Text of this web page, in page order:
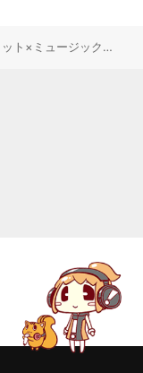
【連載】テンカラット×ミュージックレイン 新人発掘・プロジェクト「OPALIS」「俳優・声優を目指すあなたへ……」 Part.I 窪塚愛流×夏川椎菜インタビュー（後編）